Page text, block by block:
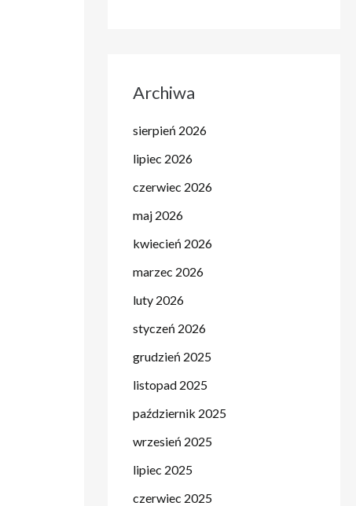
Archiwa
sierpień 2026
lipiec 2026
czerwiec 2026
maj 2026
kwiecień 2026
marzec 2026
luty 2026
styczeń 2026
grudzień 2025
listopad 2025
październik 2025
wrzesień 2025
lipiec 2025
czerwiec 2025